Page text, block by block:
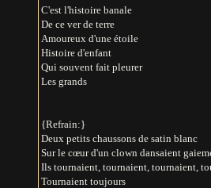
C'est l'histoire banale
De ce ver de terre
Amoureux d'une étoile
Histoire d'enfant
Qui souvent fait pleurer
Les grands
{Refrain:}
Deux petits chaussons de satin blanc
Sur le cœur d'un clown dansaient
Ils tournaient, tournaient, tournaient,
Tournaient toujours